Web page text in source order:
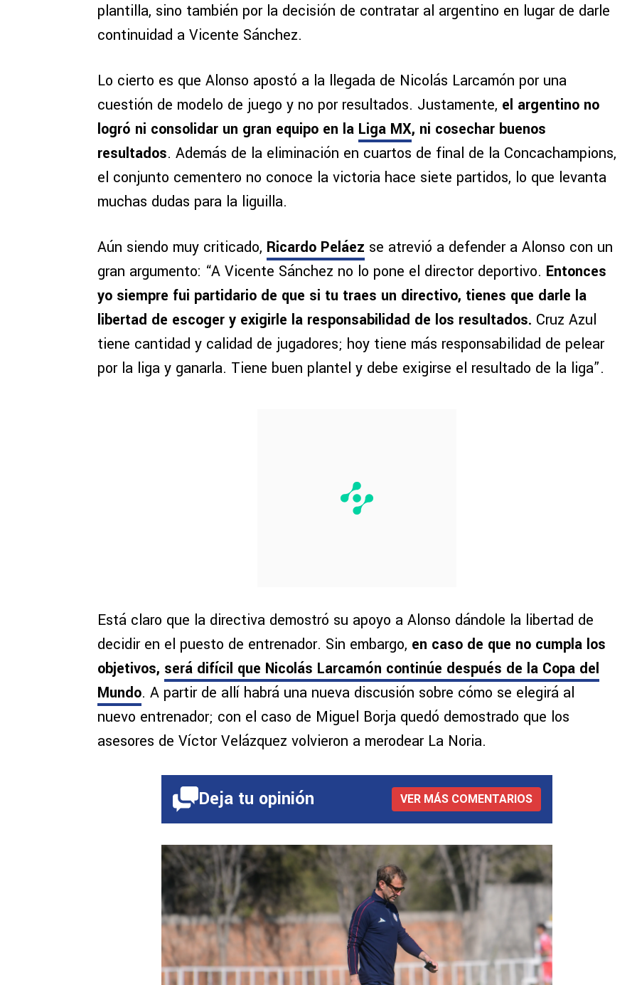
plantilla, sino también por la decisión de contratar al argentino en lugar de darle
continuidad a Vicente Sánchez.
Lo cierto es que Alonso apostó a la llegada de Nicolás Larcamón por una
cuestión de modelo de juego y no por resultados. Justamente, el argentino no
logró ni consolidar un gran equipo en la Liga MX, ni cosechar buenos
resultados. Además de la eliminación en cuartos de final de la Concachampions,
el conjunto cementero no conoce la victoria hace siete partidos, lo que levanta
muchas dudas para la liguilla.
Aún siendo muy criticado, Ricardo Peláez se atrevió a defender a Alonso con un
gran argumento: “A Vicente Sánchez no lo pone el director deportivo. Entonces
yo siempre fui partidario de que si tu traes un directivo, tienes que darle la
libertad de escoger y exigirle la responsabilidad de los resultados. Cruz Azul
tiene cantidad y calidad de jugadores; hoy tiene más responsabilidad de pelear
por la liga y ganarla. Tiene buen plantel y debe exigirse el resultado de la liga”.
Está claro que la directiva demostró su apoyo a Alonso dándole la libertad de
decidir en el puesto de entrenador. Sin embargo, en caso de que no cumpla los
objetivos, será difícil que Nicolás Larcamón continúe después de la Copa del
Mundo. A partir de allí habrá una nueva discusión sobre cómo se elegirá al
nuevo entrenador; con el caso de Miguel Borja quedó demostrado que los
asesores de Víctor Velázquez volvieron a merodear La Noria.
Deja tu opinión VER MÁS COMENTARIOS